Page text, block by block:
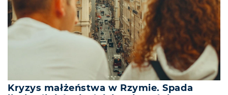
Kryzys małżeństwa w Rzymie. Spada